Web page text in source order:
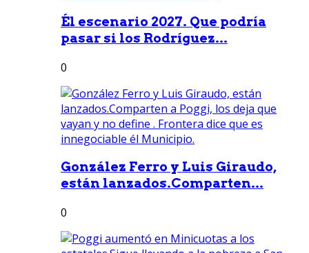
Él escenario 2027. Que podría
pasar si los Rodríguez...
0
González Ferro y Luis Giraudo,
están lanzados.Comparten...
0